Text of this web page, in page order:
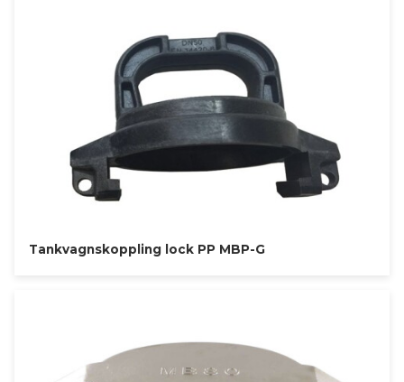
Tankvagnskoppling lock PP MBP-G